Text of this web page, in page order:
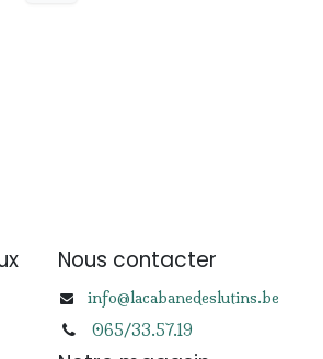
Nous contacter
info@lacabanedeslutins.be
065/33.57.19